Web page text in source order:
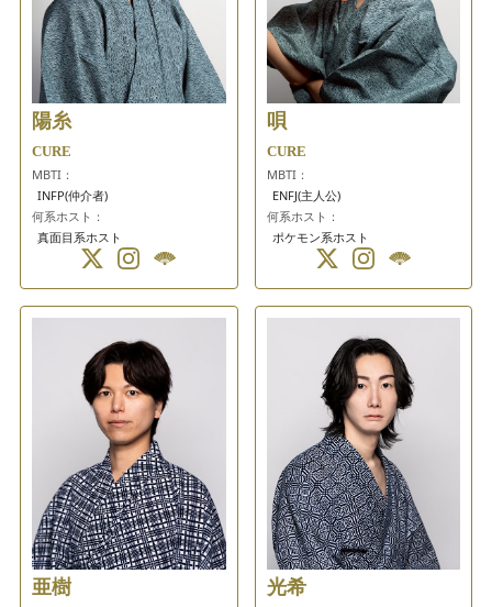
陽糸
CURE
MBTI：
INFP(仲介者)
何系ホスト：
真面目系ホスト
唄
CURE
MBTI：
ENFJ(主人公)
何系ホスト：
ポケモン系ホスト
亜樹 光希